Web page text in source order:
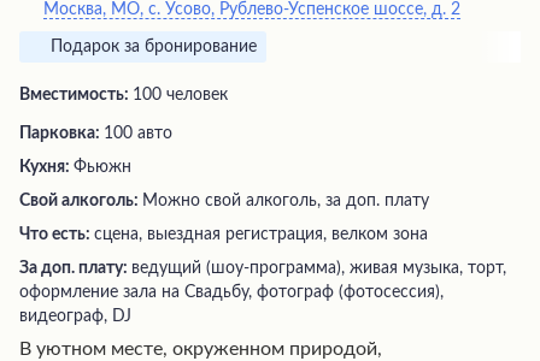
Москва, МО, с. Усово, Рублево-Успенское шоссе, д. 2
Подарок за бронирование
Вместимость: 100 человек
Парковка: 100 авто
Кухня: Фьюжн
Свой алкоголь: Можно свой алкоголь, за доп. плату
Что есть: сцена, выездная регистрация, велком зона
За доп. плату: ведущий (шоу-программа), живая музыка, торт,
оформление зала на Свадьбу, фотограф (фотосессия),
видеограф, DJ
В уютном месте, окруженном природой,